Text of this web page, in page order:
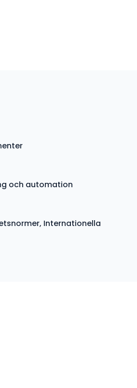
och automation
Internationella